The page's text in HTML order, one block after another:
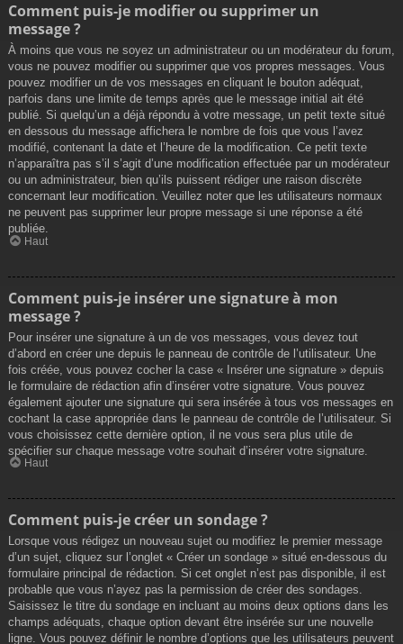
Comment puis-je modifier ou supprimer un
message ?
À moins que vous ne soyez un administrateur ou un modérateur du forum,
vous ne pouvez modifier ou supprimer que vos propres messages. Vous
pouvez modifier un de vos messages en cliquant le bouton adéquat,
parfois dans une limite de temps après que le message initial ait été
publié. Si quelqu’un a déjà répondu à votre message, un petit texte situé
en dessous du message affichera le nombre de fois que vous l’avez
modifié, contenant la date et l’heure de la modification. Ce petit texte
n’apparaîtra pas s’il s’agit d’une modification effectuée par un modérateur
ou un administrateur, bien qu’ils puissent rédiger une raison discrète
concernant leur modification. Veuillez noter que les utilisateurs normaux
ne peuvent pas supprimer leur propre message si une réponse a été
publiée.
Haut
Comment puis-je insérer une signature à mon
message ?
Pour insérer une signature à un de vos messages, vous devez tout
d’abord en créer une depuis le panneau de contrôle de l’utilisateur. Une
fois créée, vous pouvez cocher la case « Insérer une signature » depuis
le formulaire de rédaction afin d’insérer votre signature. Vous pouvez
également ajouter une signature qui sera insérée à tous vos messages en
cochant la case appropriée dans le panneau de contrôle de l’utilisateur. Si
vous choisissez cette dernière option, il ne vous sera plus utile de
spécifier sur chaque message votre souhait d’insérer votre signature.
Haut
Comment puis-je créer un sondage ?
Lorsque vous rédigez un nouveau sujet ou modifiez le premier message
d’un sujet, cliquez sur l’onglet « Créer un sondage » situé en-dessous du
formulaire principal de rédaction. Si cet onglet n’est pas disponible, il est
probable que vous n’ayez pas la permission de créer des sondages.
Saisissez le titre du sondage en incluant au moins deux options dans les
champs adéquats, chaque option devant être insérée sur une nouvelle
ligne. Vous pouvez définir le nombre d’options que les utilisateurs peuvent